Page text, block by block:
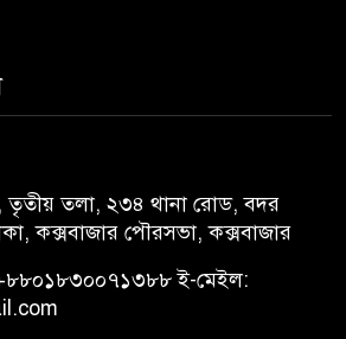
তৃতীয় তলা, ২৩৪ থানা রোড, বদর
কক্সবাজার পৌরসভা, কক্সবাজার
ই-মেইল: